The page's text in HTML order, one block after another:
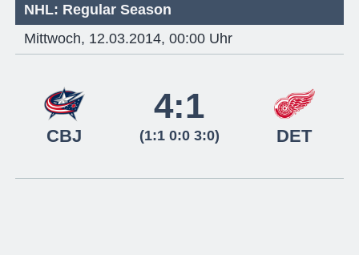
NHL: Regular Season
Mittwoch, 12.03.2014, 00:00 Uhr
CBJ
4:1
(1:1 0:0 3:0) DET